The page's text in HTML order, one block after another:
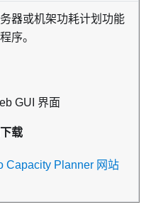
器或机架功耗计划功能
序。
GUI 界面
载
Capacity Planner 网站